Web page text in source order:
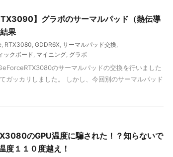
】グラボのサーマルパッド（熱伝導
果
, RTX3080, GDDR6X, サーマルパッド交換,
ックボード, マイニング, グラボ
のサーマルパッドの交換を行いました
ガッカリしました。 しかし、今回別のサーマルパッド
のGPU温度に騙された！？知らないで
度１１０度越え！